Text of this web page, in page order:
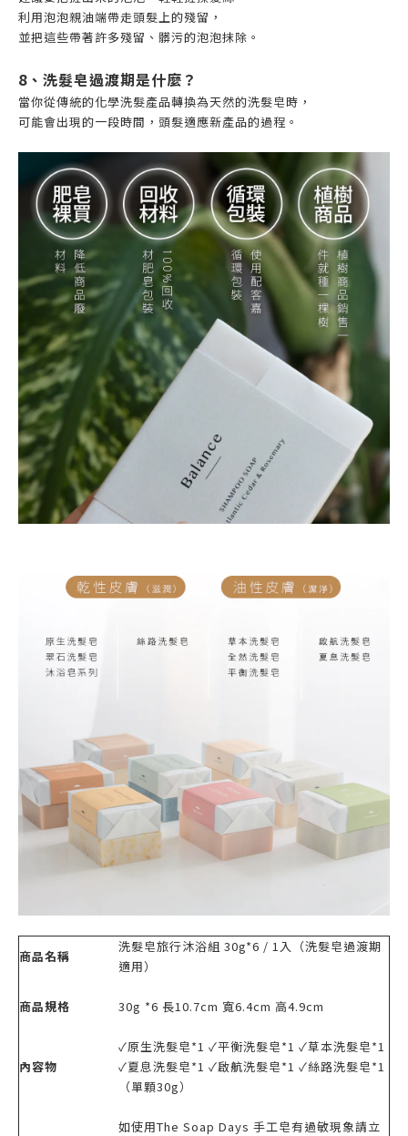
利用泡泡親油端帶走頭髮上的殘留，
並把這些帶著許多殘留、髒污的泡泡抹除。
8、洗髮皂過渡期是什麼？
當你從傳統的化學洗髮產品轉換為天然的洗髮皂時，
可能會出現的一段時間，頭髮適應新產品的過程。
商品名稱
洗髮皂旅行沐浴組 30g*6 / 1入（洗髮皂過渡期
適用）
商品規格 30g *6 長10.7cm 寬6.4cm 高4.9cm
內容物
✓原生洗髮皂*1 ✓平衡洗髮皂*1 ✓草本洗髮皂*1
✓夏息洗髮皂*1 ✓啟航洗髮皂*1 ✓絲路洗髮皂*1
（單顆30g）
如使用The Soap Days 手工皂有過敏現象請立